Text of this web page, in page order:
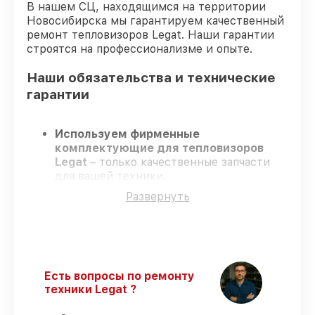
В нашем СЦ, находящимся на территории
Новосибирска мы гарантируем качественный
ремонт тепловизоров Legat. Наши гарантии
строятся на профессионализме и опыте.
Наши обязательства и технические
гарантии
Используем фирменные
комплектующие для тепловизоров
Legat – только качественные запчасти
для вашей техники.
Опытные инженеры
регулярное обучение, что обеспечивает
Официальная гарантия
– на все виды
работ и комплектующие для
тепловизоров Legat предоставляется
Развернуть
Есть вопросы по ремонту
техники Legat ?